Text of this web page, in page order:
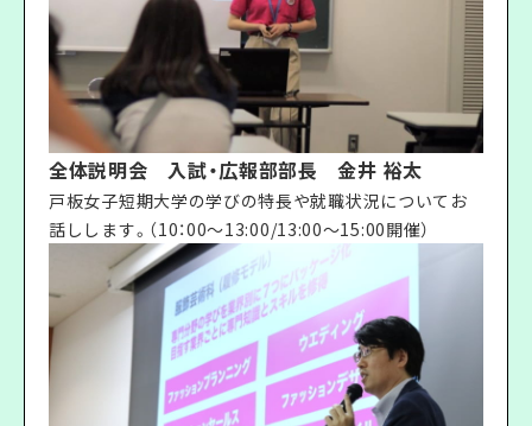
全体説明会 入試・広報部部長 金井 裕太
戸板女子短期大学の学びの特長や就職状況についてお
話しします。（10：00〜13:00/13:00〜15:00開催）